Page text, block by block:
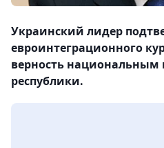
Украинский лидер
евроинтеграционного
верность национальным
республики.